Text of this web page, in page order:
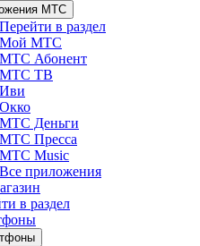
МТС
Перейти в раздел
Мой МТС
МТС Абонент
МТС ТВ
Иви
Окко
МТС Деньги
МТС Пресса
МТС Music
Все приложения
в раздел